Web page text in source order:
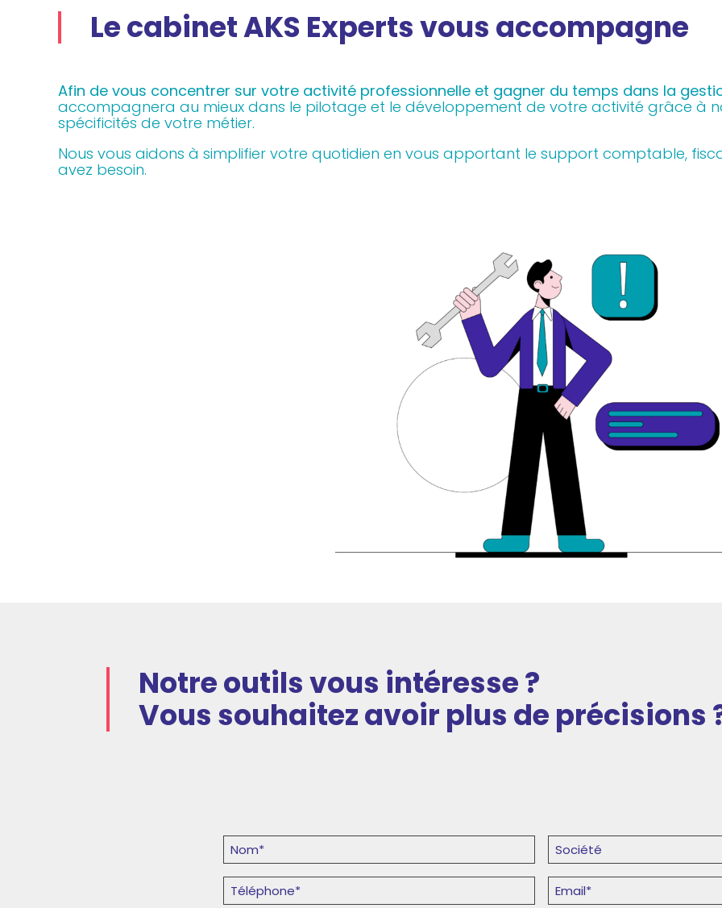
Le cabinet AKS Experts vous accompagne
Afin de vous concentrer sur votre activité professionnelle et gagner du temps dans la
accompagnera au mieux dans le pilotage et le développement de votre activité grâce à
spécificités de votre métier.
Nous vous aidons à simplifier votre quotidien en vous apportant le support comptable,
avez besoin.
Notre outils vous intéresse ?
Vous souhaitez avoir plus de précisions
Nom
Prénom
Société
(Nécessaire)
Téléphone
(Nécessaire)
E-
mail